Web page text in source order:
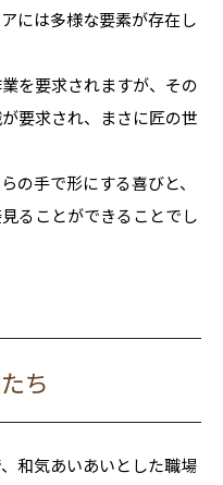
には多様な要素が存在し
を要求されますが、その
要求され、まさに匠の世
の手で形にする喜びと、
ることができることでし
ち
和気あいあいとした職場